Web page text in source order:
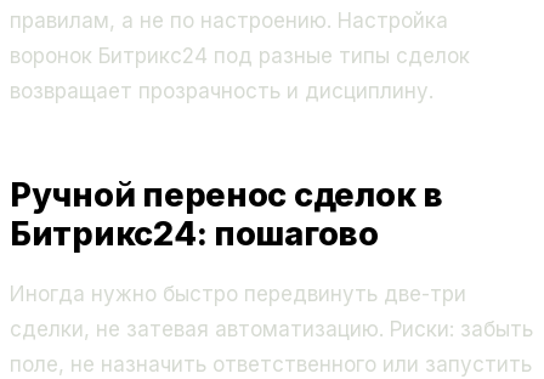
правилам, а не по настроению. Настройка
воронок Битрикс24 под разные типы сделок
возвращает прозрачность и дисциплину.
Ручной перенос сделок в
Битрикс24: пошагово
Иногда нужно быстро передвинуть две-три
сделки, не затевая автоматизацию. Риски: забыть
поле, не назначить ответственного или запустить